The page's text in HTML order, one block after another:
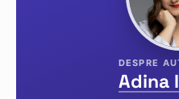
Adina